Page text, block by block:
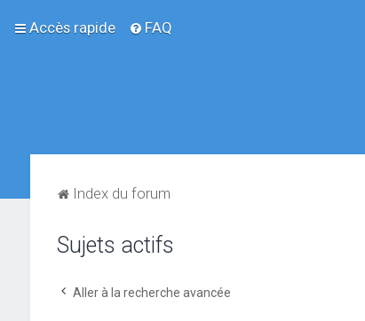
Accès rapide FAQ
Index du forum
Sujets actifs
Aller à la recherche avancée